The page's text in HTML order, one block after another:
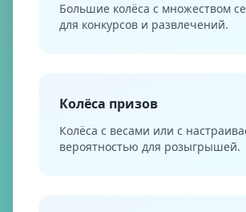
Большие колёса с множеством
для конкурсов и развлечений.
Колёса призов
Колёса с весами или с
вероятностью для розыгрышей.